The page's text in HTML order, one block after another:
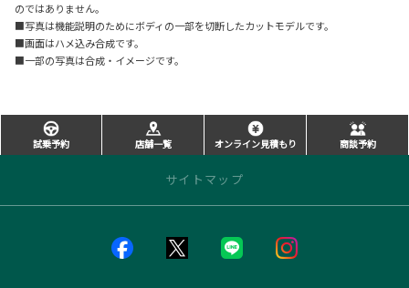
のではありません。
■写真は機能説明のためにボディの一部を切断したカットモデルです。
■画面はハメ込み合成です。
■一部の写真は合成・イメージです。
試乗予約 店舗一覧 オンライン見積もり 商談予約
サイトマップ